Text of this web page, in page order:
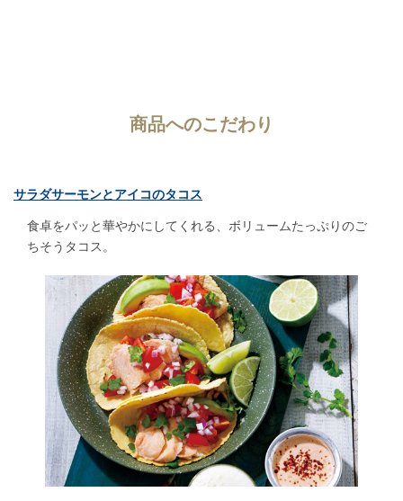
商品へのこだわり
サラダサーモンとアイコのタコス
食卓をパッと華やかにしてくれる、ボリュームたっぷりのご
ちそうタコス。